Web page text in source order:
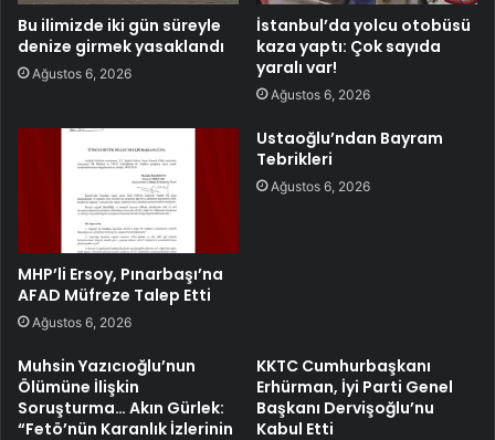
Bu ilimizde iki gün süreyle
denize girmek yasaklandı
Ağustos 6, 2026
İstanbul’da yolcu otobüsü
kaza yaptı: Çok sayıda
yaralı var!
Ağustos 6, 2026
MHP’li Ersoy, Pınarbaşı’na
AFAD Müfreze Talep Etti
Ağustos 6, 2026
Ustaoğlu’ndan Bayram
Tebrikleri
Ağustos 6, 2026
Muhsin Yazıcıoğlu’nun
Ölümüne İlişkin
Soruşturma… Akın Gürlek:
“Fetö’nün Karanlık İzlerinin
KKTC Cumhurbaşkanı
Erhürman, İyi Parti Genel
Başkanı Dervişoğlu’nu
Kabul Etti